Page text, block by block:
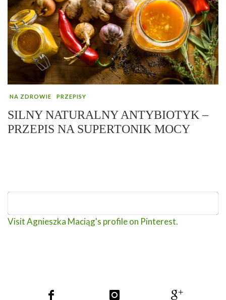
NA ZDROWIE PRZEPISY
SILNY NATURALNY ANTYBIOTYK –
PRZEPIS NA SUPERTONIK MOCY
Visit Agnieszka Maciąg's profile on Pinterest.